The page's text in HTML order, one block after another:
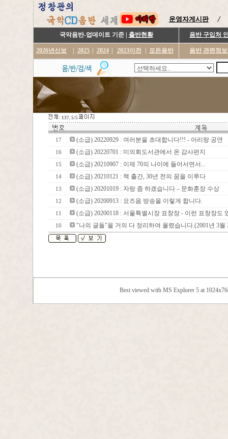
운영자게시판
국악음반-업데이트 기준 | 출반현황 음반 구입처
2026년신보 2025 2024 2023이전 모든음반 음반 관련정
: 137, 5/5
17 (소급) 20220929 : 여러분을 초대합니다!!! - 아리랑 공연
16 (소급) 20220701 : 미의회도서관에서 온 감사편지
15 (소급) 20210907 : 이제 70의 나이에 들어서면서...
14 (소급) 20210121 : 책 출간, 30년 전의 꿈을 이루다
13 (소급) 20201019 : 자랑 좀 하겠습니다 – 문화훈장 수상
12 (소급) 20200913 : 요즈음 방송을 이렇게 합니다.
11 (소급) 20200118 : 서울특별시장 표창장 - 이런 표창장도
10 "나의 글들"을 거의 다 정리하여 올렸습니다.(2001년 3월
Best viewed with MS Explorer 5 at